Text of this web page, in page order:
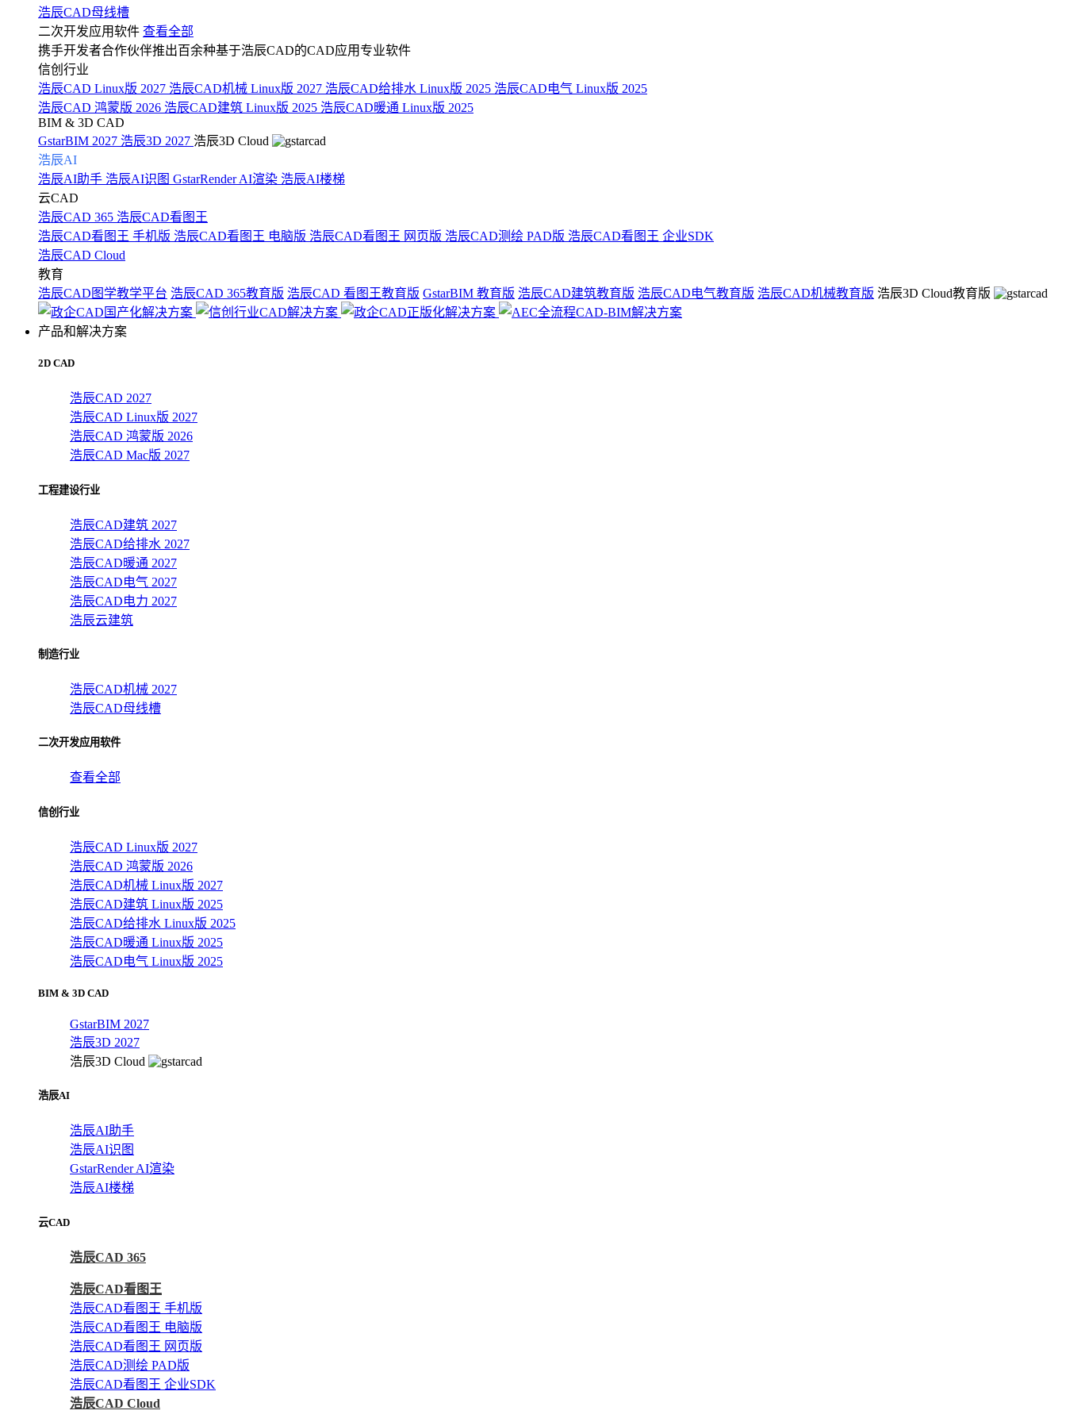
浩辰CAD母线槽
二次开发应用软件 查看全部
携手开发者合作伙伴推出百余种基于浩辰CAD的CAD应用专业软件
信创行业
浩辰CAD Linux版 2027 浩辰CAD机械 Linux版 2027 浩辰CAD给排水 Linux版 2025 浩辰CAD电气 Linux版 2025
浩辰CAD 鸿蒙版 2026 浩辰CAD建筑 Linux版 2025 浩辰CAD暖通 Linux版 2025
BIM & 3D CAD
GstarBIM 2027 浩辰3D 2027 浩辰3D Cloud
浩辰AI
浩辰AI助手 浩辰AI识图 GstarRender AI渲染 浩辰AI楼梯
云CAD
浩辰CAD 365 浩辰CAD看图王
浩辰CAD看图王 手机版 浩辰CAD看图王 电脑版 浩辰CAD看图王 网页版 浩辰CAD测绘 PAD版 浩辰CAD看图王 企业SDK
浩辰CAD Cloud
教育
浩辰CAD图学教学平台 浩辰CAD 365教育版 浩辰CAD 看图王教育版 GstarBIM 教育版 浩辰CAD建筑教育版 浩辰CAD电气教育版 浩辰CAD机械教育版 浩辰3D Cloud教育版
产品和解决方案
2D CAD
浩辰CAD 2027
浩辰CAD Linux版 2027
浩辰CAD 鸿蒙版 2026
浩辰CAD Mac版 2027
工程建设行业
浩辰CAD建筑 2027
浩辰CAD给排水 2027
浩辰CAD暖通 2027
浩辰CAD电气 2027
浩辰CAD电力 2027
浩辰云建筑
制造行业
浩辰CAD机械 2027
浩辰CAD母线槽
二次开发应用软件
查看全部
信创行业
浩辰CAD Linux版 2027
浩辰CAD 鸿蒙版 2026
浩辰CAD机械 Linux版 2027
浩辰CAD建筑 Linux版 2025
浩辰CAD给排水 Linux版 2025
浩辰CAD暖通 Linux版 2025
浩辰CAD电气 Linux版 2025
BIM & 3D CAD
GstarBIM 2027
浩辰3D 2027
浩辰3D Cloud
浩辰AI
浩辰AI助手
浩辰AI识图
GstarRender AI渲染
浩辰AI楼梯
云CAD
浩辰CAD 365
浩辰CAD看图王
浩辰CAD看图王 手机版
浩辰CAD看图王 电脑版
浩辰CAD看图王 网页版
浩辰CAD测绘 PAD版
浩辰CAD看图王 企业SDK
浩辰CAD Cloud